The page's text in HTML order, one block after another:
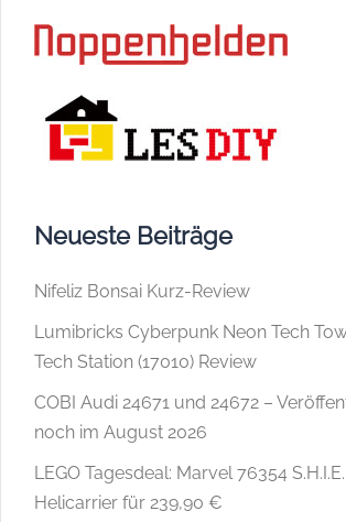
Neueste Beiträge
Nifeliz Bonsai Kurz-Review
Lumibricks Cyberpunk Neon Tech
Tech Station (17010) Review
COBI Audi 24671 und 24672 –
noch im August 2026
LEGO Tagesdeal: Marvel 76354
Helicarrier für 239,90 €